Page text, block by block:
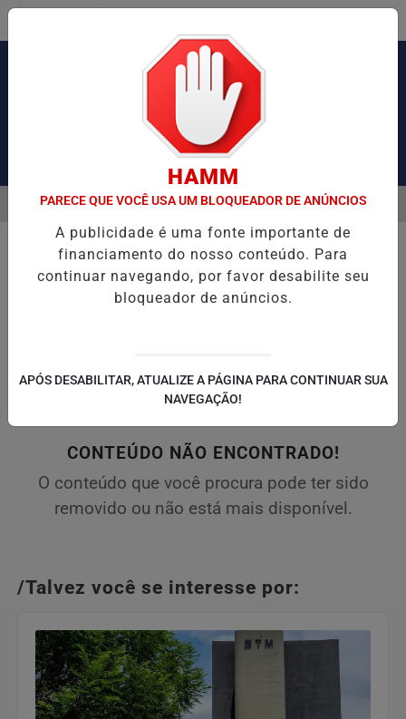
Pesquisar Notícia
CONGESTIONAMENTO DE MAIS DE 2 MIL KM MEDIDA
EM ALTA
MENU
CONTEÚDO NÃO ENCONTRADO!
O conteúdo que você procura pode ter sido
removido ou não está mais disponível.
/Talvez você se interesse por:
HAMM
PARECE QUE VOCÊ USA UM BLOQUEADOR DE ANÚNCIOS
A publicidade é uma fonte importante de
financiamento do nosso conteúdo. Para
continuar navegando, por favor desabilite seu
bloqueador de anúncios.
APÓS DESABILITAR, ATUALIZE A PÁGINA PARA CONTINUAR SUA
NAVEGAÇÃO!